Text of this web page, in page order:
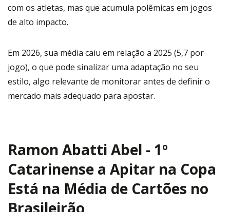
com os atletas, mas que acumula polêmicas em jogos
de alto impacto.
Em 2026, sua média caiu em relação a 2025 (5,7 por
jogo), o que pode sinalizar uma adaptação no seu
estilo, algo relevante de monitorar antes de definir o
mercado mais adequado para apostar.
Ramon Abatti Abel - 1º
Catarinense a Apitar na Copa
Está na Média de Cartões no
Brasileirão